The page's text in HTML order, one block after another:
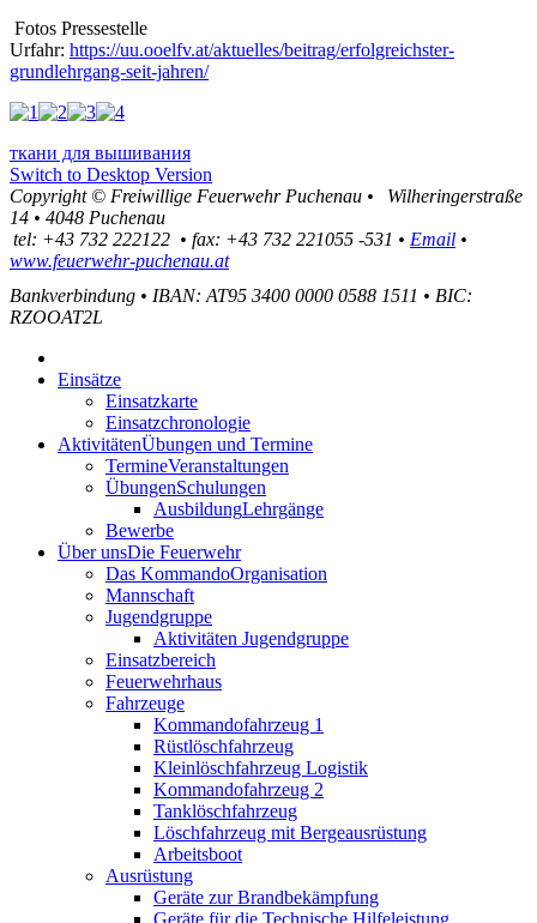
Fotos Pressestelle
Urfahr: https://uu.ooelfv.at/aktuelles/beitrag/erfolgreichster-
grundlehrgang-seit-jahren/
ткани для вышивания
Switch to Desktop Version
Copyright © Freiwillige Feuerwehr Puchenau •
Wilheringerstraße
14 • 4048 Puchenau
tel: +43 732 222122 • fax: +43 732 221055 -531 • Email •
www.feuerwehr-puchenau.at
Bankverbindung • IBAN: AT95 3400 0000 0588 1511 • BIC:
RZOOAT2L
Einsätze
Einsatzkarte
Einsatzchronologie
AktivitätenÜbungen und Termine
TermineVeranstaltungen
ÜbungenSchulungen
AusbildungLehrgänge
Bewerbe
Über unsDie Feuerwehr
Das KommandoOrganisation
Mannschaft
Jugendgruppe
Aktivitäten Jugendgruppe
Einsatzbereich
Feuerwehrhaus
Fahrzeuge
Kommandofahrzeug 1
Rüstlöschfahrzeug
Kleinlöschfahrzeug Logistik
Kommandofahrzeug 2
Tanklöschfahrzeug
Löschfahrzeug mit Bergeausrüstung
Arbeitsboot
Ausrüstung
Geräte zur Brandbekämpfung